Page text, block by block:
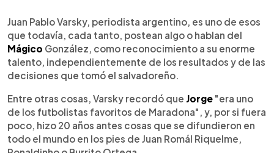
Juan Pablo Varsky, periodista argentino, es uno de esos
que todavía, cada tanto, postean algo o hablan del
Mágico González, como reconocimiento a su enorme
talento, independientemente de los resultados y de las
decisiones que tomó el salvadoreño.
Entre otras cosas, Varsky recordó que Jorge "era uno
de los futbolistas favoritos de Maradona", y, por si fuera
poco, hizo 20 años antes cosas que se difundieron en
todo el mundo en los pies de Juan Romál Riquelme,